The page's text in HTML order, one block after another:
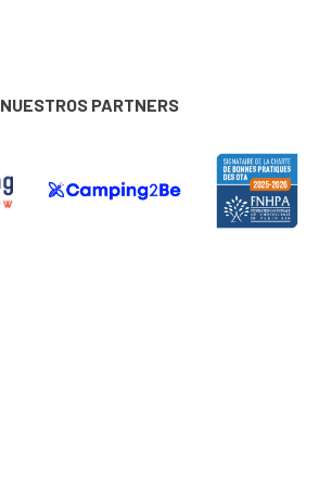
NUESTROS PARTNERS